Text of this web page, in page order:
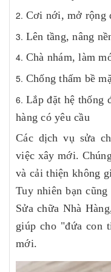
Cơi nới, mở rộng
Lên tầng, nâng
Chà nhám, làm
Chống thấm bề
Lắp đặt hệ thống
hàng có yêu cầu
Các dịch vụ sửa
việc xây mới.
và cải thiện không
Tuy nhiên bạn
Sửa chữa Nhà
giúp cho "đứa con
mới.